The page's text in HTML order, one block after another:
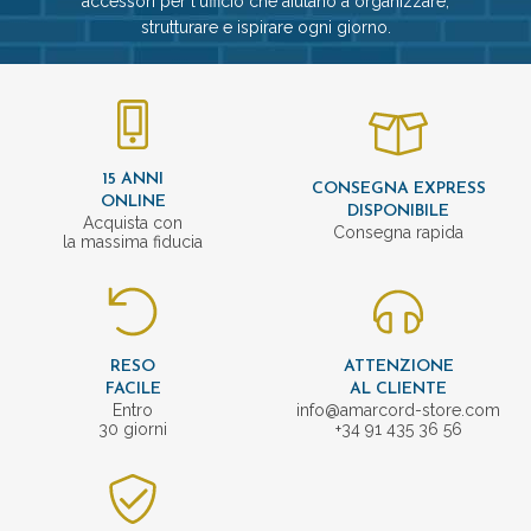
strutturare e ispirare ogni giorno.
15 ANNI
ONLINE
Acquista con
la massima fiducia
CONSEGNA EXPRESS
DISPONIBILE
Consegna rapida
RESO
FACILE
Entro
30 giorni
ATTENZIONE
AL CLIENTE
info@amarcord-store.com
+34 91 435 36 56